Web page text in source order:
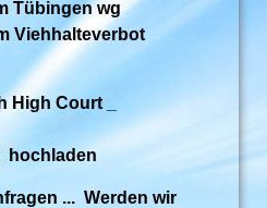
Tübingen wg
Viehhalteverbot
High Court _
hochladen
... Werden wir